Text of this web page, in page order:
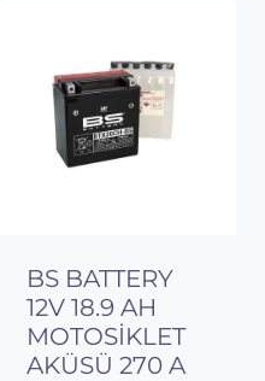
BS BATTERY
12V 18.9 AH
MOTOSİKLET
AKÜSÜ 270 A